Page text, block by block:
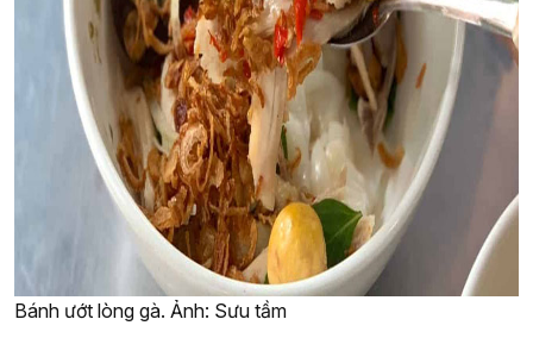
Bánh ướt lòng gà. Ảnh: Sưu tầm